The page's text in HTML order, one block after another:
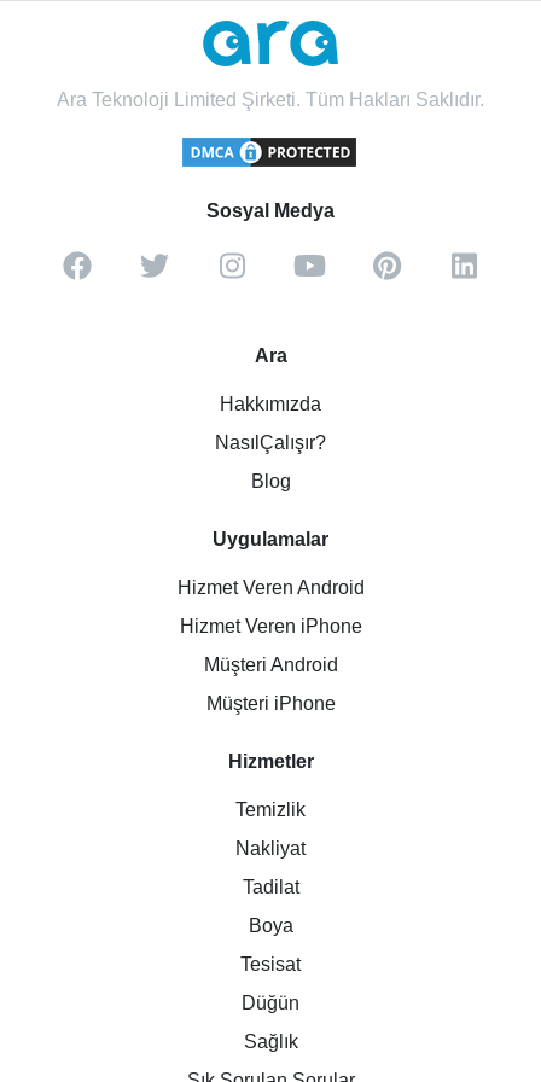
Ara Teknoloji Limited Şirketi. Tüm Hakları Saklıdır.
Sosyal Medya
Ara
Hakkımızda
NasılÇalışır?
Blog
Uygulamalar
Hizmet Veren Android
Hizmet Veren iPhone
Müşteri Android
Müşteri iPhone
Hizmetler
Temizlik
Nakliyat
Tadilat
Boya
Tesisat
Düğün
Sağlık